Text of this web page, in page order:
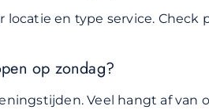
locatie en type service. Check
op zondag?
Veel hangt af van